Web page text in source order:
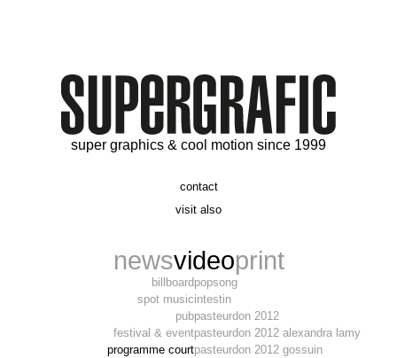
super graphics & cool motion since 1999
contact
t. 06 09 56 46 73
visit also
newsvideoprint
billboard
spot music
pub
festival & event
programme court
popsong
intestin
pasteurdon 2012
pasteurdon 2012 alexandra lamy
pasteurdon 2012 gossuin